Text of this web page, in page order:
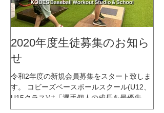
2020年度生徒募集のお知ら
せ
令和2年度の新規会員募集をスタート致しま
す。 コビーズベースボールスクール(U12、
U15クラス)は「選手個人の成長を最優先に
考える」をコンセプトに、少人数制スクー